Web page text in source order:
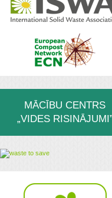
MĀCĪBU CENTRS
„VIDES RISINĀJUMI”